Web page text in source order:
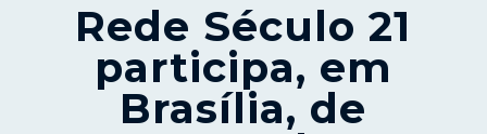
Rede Século 21
participa, em
Brasília, de